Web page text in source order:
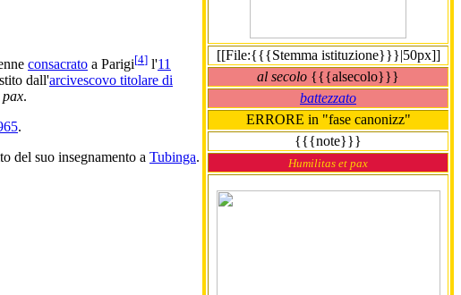
[[File:{{{Stemma istituzione}}}|50px]]
al secolo {{{alsecolo}}}
battezzato
ERRORE in "fase canonizz"
{{{note}}}
Humilitas et pax
consacrato a Parigi[4] l'11
dall'arcivescovo titolare di
.
.
del suo insegnamento a Tubinga.